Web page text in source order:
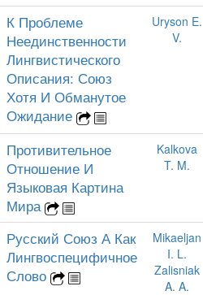
К Проблеме
Неединственности
Лингвистического
Описания: Союз
Хотя И Обманутое
Ожидание
Uryson E.
V.
Противительное
Отношение И
Языковая Картина
Мира
Kalkova
T. M.
Русский Союз А Как
Лингвоспецифичное
Слово
Mikaeljan
I. L.
Zalisniak
A. A.